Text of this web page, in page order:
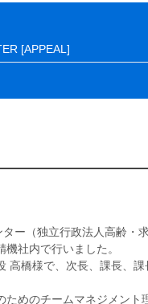
[APPEAL]
ー（独立行政法人高齢・
社内で行いました。
橋様で、次長、課長、課
めのチームマネジメント